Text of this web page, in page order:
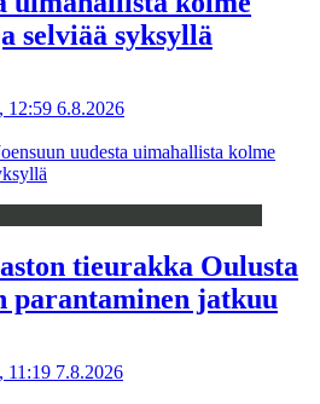
selviää syksyllä
12:59 6.8.2026
uudesta uimahallista kolme
tieurakka Oulusta
parantaminen jatkuu
11:19 7.8.2026